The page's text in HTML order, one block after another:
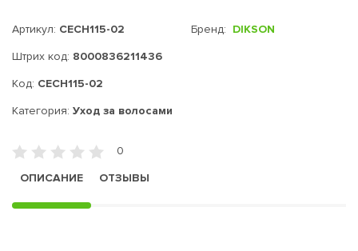
Артикул: CECH115-02
Штрих код: 8000836211436
Код: CECH115-02
Бренд: DIKSON
Категория: Уход за волосами
0
ОПИСАНИЕ
ОТЗЫВЫ